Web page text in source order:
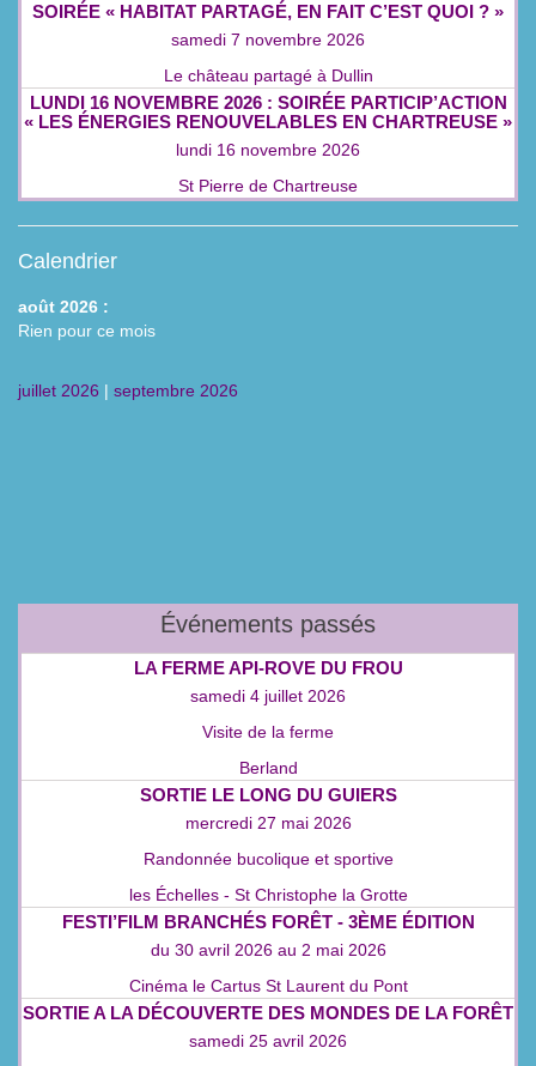
SOIRÉE « HABITAT PARTAGÉ, EN FAIT C’EST QUOI ? »
samedi 7 novembre 2026
Le château partagé à Dullin
LUNDI 16 NOVEMBRE 2026 : SOIRÉE PARTICIP’ACTION
« LES ÉNERGIES RENOUVELABLES EN CHARTREUSE »
lundi 16 novembre 2026
St Pierre de Chartreuse
Calendrier
août 2026 :
Rien pour ce mois
juillet 2026 | septembre 2026
Événements passés
LA FERME API‑ROVE DU FROU
samedi 4 juillet 2026
Visite de la ferme
Berland
SORTIE LE LONG DU GUIERS
mercredi 27 mai 2026
Randonnée bucolique et sportive
les Échelles - St Christophe la Grotte
FESTI’FILM BRANCHÉS FORÊT - 3ÈME ÉDITION
du 30 avril 2026 au 2 mai 2026
Cinéma le Cartus St Laurent du Pont
SORTIE A LA DÉCOUVERTE DES MONDES DE LA FORÊT
samedi 25 avril 2026